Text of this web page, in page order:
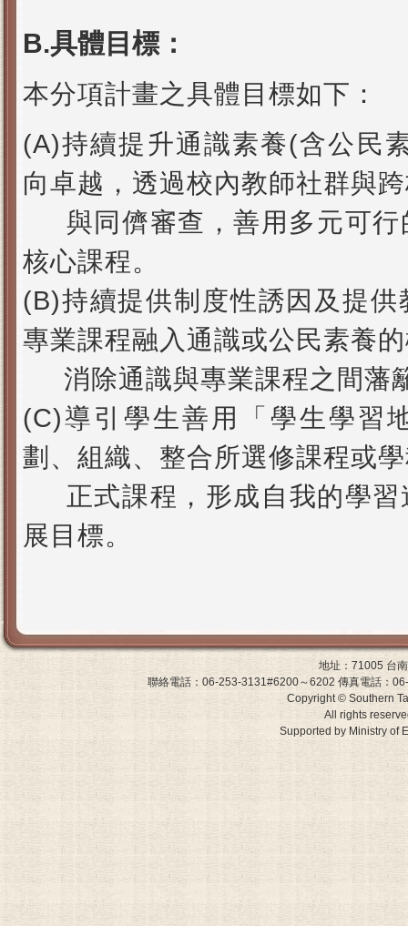
B.具體目標：
本分項計畫之具體目標如下：
(A)持續提升通識素養(含公民
向卓越，透過校內教師社群與
與同儕審查，善用多元可行
核心課程。
(B)持續提供制度性誘因及提
專業課程融入通識或公民素養
消除通識與專業課程之間藩
(C)導引學生善用「學生學習
劃、組織、整合所選修課程或
正式課程，形成自我的學
展目標。
地址：71005 台
聯絡電話：06-253-3131#6200～6202 傳真電話：
Copyright © Southern
All rights
Supported by Ministry of